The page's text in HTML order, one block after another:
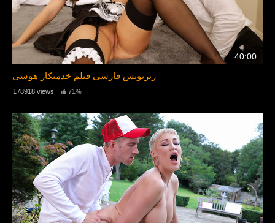
40:00
زیرنویس فارسی فیلم خدمتکار هوسی
178918 views 71%